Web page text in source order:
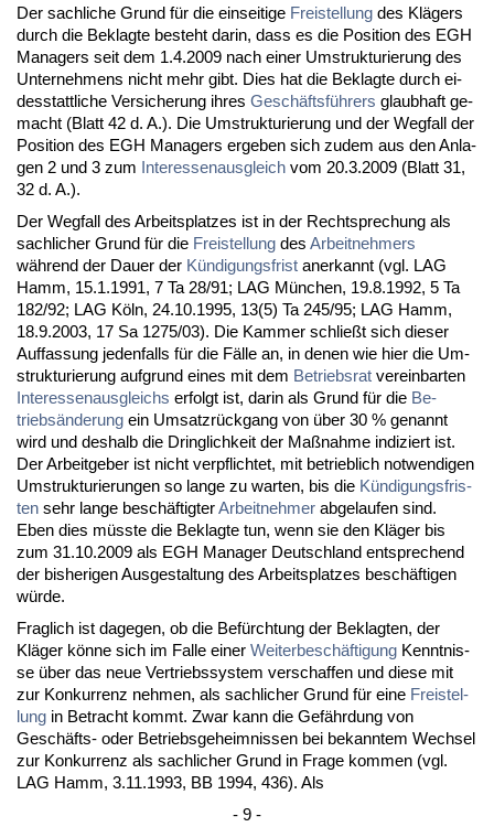
Der sach­li­che Grund für die ein­sei­ti­ge Frei­stel­lung des Klägers
durch die Be­klag­te be­steht dar­in, dass es die Po­si­ti­on des EGH
Ma­na­gers seit dem 1.4.2009 nach ei­ner Um­struk­tu­rie­rung des
Un­ter­neh­mens nicht mehr gibt. Dies hat die Be­klag­te durch ei­
des­statt­li­che Ver­si­che­rung ih­res Geschäftsführers glaub­haft ge­
macht (Blatt 42 d. A.). Die Um­struk­tu­rie­rung und der Weg­fall der
Po­si­ti­on des EGH Ma­na­gers er­ge­ben sich zu­dem aus den An­la­
gen 2 und 3 zum In­ter­es­sen­aus­gleich vom 20.3.2009 (Blatt 31,
32 d. A.).
Der Weg­fall des Ar­beits­plat­zes ist in der Recht­spre­chung als
sach­li­cher Grund für die Frei­stel­lung des Ar­beit­neh­mers
während der Dau­er der Kündi­gungs­frist an­er­kannt (vgl. LAG
Hamm, 15.1.1991, 7 Ta 28/91; LAG München, 19.8.1992, 5 Ta
182/92; LAG Köln, 24.10.1995, 13(5) Ta 245/95; LAG Hamm,
18.9.2003, 17 Sa 1275/03). Die Kam­mer schließt sich die­ser
Auf­fas­sung je­den­falls für die Fälle an, in de­nen wie hier die Um­
struk­tu­rie­rung auf­grund ei­nes mit dem Be­triebs­rat ver­ein­bar­ten
In­ter­es­sen­aus­gleichs er­folgt ist, dar­in als Grund für die Be­
triebsände­rung ein Um­satzrück­gang von über 30 % ge­nannt
wird und des­halb die Dring­lich­keit der Maßnah­me in­di­ziert ist.
Der Ar­beit­ge­ber ist nicht ver­pflich­tet, mit be­trieb­lich not­wen­di­gen
Um­struk­tu­rie­run­gen so lan­ge zu war­ten, bis die Kündi­gungs­fris­
ten sehr lan­ge beschäftig­terAr­beit­neh­mer ab­ge­lau­fen sind.
Eben dies müss­te die Be­klag­te tun, wenn sie den Kläger bis
zum 31.10.2009 als EGH Ma­na­ger Deutsch­land ent­spre­chend
der bis­he­ri­gen Aus­ge­stal­tung des Ar­beits­plat­zes beschäfti­gen
würde.
Frag­lich ist da­ge­gen, ob die Befürch­tung der Be­klag­ten, der
Kläger könne sich im Fal­le ei­ner Wei­ter­beschäfti­gung Kennt­nis­
se über das neue Ver­triebs­sys­tem ver­schaf­fen und die­se mit
zur Kon­kur­renz neh­men, als sach­li­cher Grund für ei­ne Frei­stel­
lung in Be­tracht kommt. Zwar kann die Gefähr­dung von
Geschäfts- oder Be­triebs­ge­heim­nis­sen bei be­kann­tem Wech­sel
zur Kon­kur­renz als sach­li­cher Grund in Fra­ge kom­men (vgl.
LAG Hamm, 3.11.1993, BB 1994, 436). Als
- 9 -